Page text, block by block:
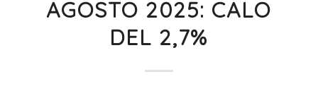
AGOSTO 2025: CALO
DEL 2,7%